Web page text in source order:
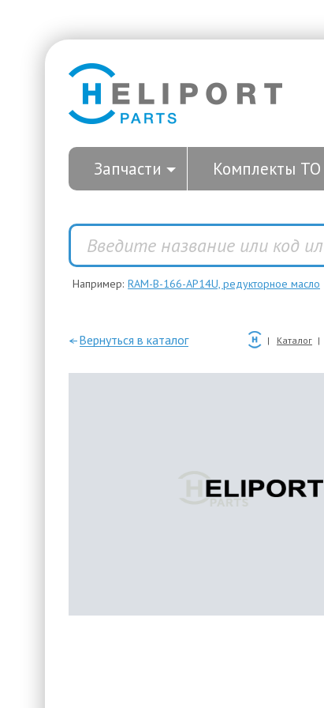
Запчасти Комплекты ТО
Например: RAM-B-166-AP14U, редукторное масло
—Вернуться в каталог Каталог